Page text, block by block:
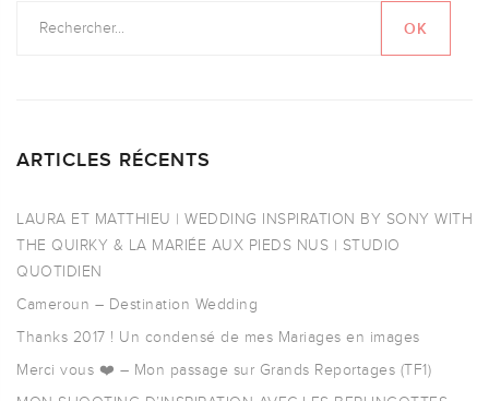
ARTICLES RÉCENTS
LAURA ET MATTHIEU | WEDDING INSPIRATION BY SONY WITH
THE QUIRKY & LA MARIÉE AUX PIEDS NUS | STUDIO
QUOTIDIEN
Cameroun – Destination Wedding
Thanks 2017 ! Un condensé de mes Mariages en images
Merci vous ❤️ – Mon passage sur Grands Reportages (TF1)